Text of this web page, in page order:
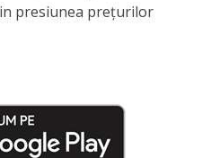
presiunea prețurilor